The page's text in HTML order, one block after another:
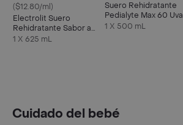
($12.80/ml)
Electrolit Suero
Rehidratante Sabor a
Maracuyá
1 X 625 mL
Suero Rehidratante
Pedialyte Max 60 Uva
Frasco 500 mL
1 X 500 mL
Cuidado del bebé